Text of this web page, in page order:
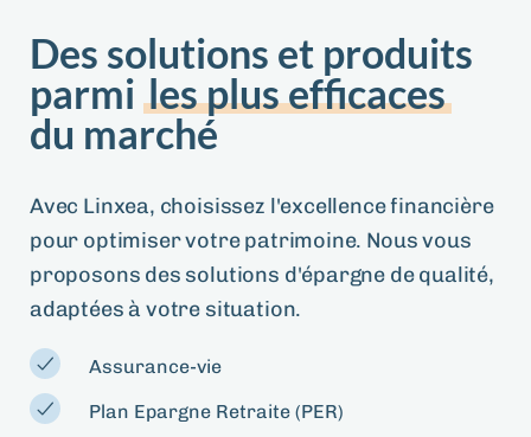
Des solutions et produits
parmi les plus efficaces
du marché
Avec Linxea, choisissez l'excellence financière
pour optimiser votre patrimoine. Nous vous
proposons des solutions d'épargne de qualité,
adaptées à votre situation.
Assurance-vie
Plan Epargne Retraite (PER)